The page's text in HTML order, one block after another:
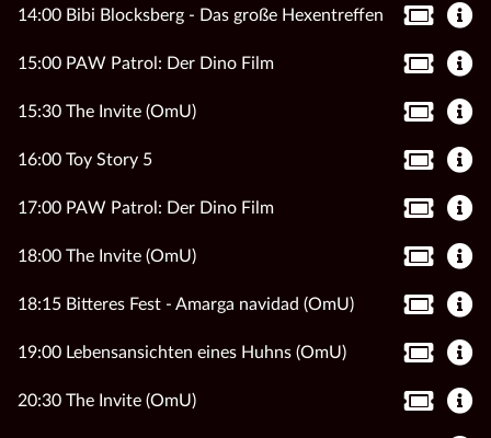
14:00 Bibi Blocksberg - Das große Hexentreffen
15:00 PAW Patrol: Der Dino Film
15:30 The Invite (OmU)
16:00 Toy Story 5
17:00 PAW Patrol: Der Dino Film
18:00 The Invite (OmU)
18:15 Bitteres Fest - Amarga navidad (OmU)
19:00 Lebensansichten eines Huhns (OmU)
20:30 The Invite (OmU)